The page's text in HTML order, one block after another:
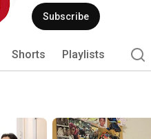
Subscribe
Shorts Playlists